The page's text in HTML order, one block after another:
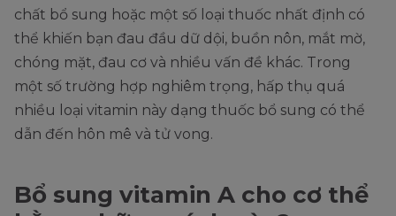
chất bổ sung hoặc một số loại thuốc nhất định có
thể khiến bạn đau đầu dữ dội, buồn nôn, mắt mờ,
chóng mặt, đau cơ và nhiều vấn đề khác. Trong
một số trường hợp nghiêm trọng, hấp thụ quá
nhiều loại vitamin này dạng thuốc bổ sung có thể
dẫn đến hôn mê và tử vong.
Bổ sung vitamin A cho cơ thể